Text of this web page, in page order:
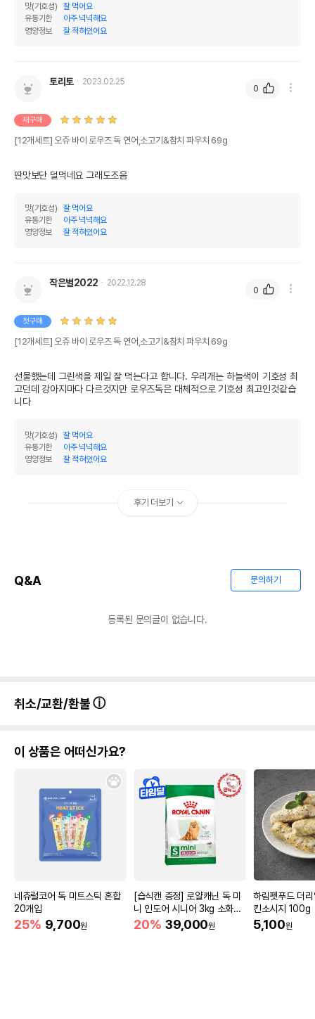
맛(기호성)
잘 먹어요
유통기한
아주 넉넉해요
영양정보
잘 적혀있어요
토리토 2023.02.25
재구매
[12개세트] 오쥬 바이 로우즈 독 연어,소고기&참치 파우치 69g
딴맛보단 덜먹네요 그래도조음
맛(기호성)
잘 먹어요
유통기한
아주 넉넉해요
영양정보
잘 적혀있어요
0
작은별2022 2022.12.28
첫구매
[12개세트] 오쥬 바이 로우즈 독 연어,소고기&참치 파우치 69g
선물했는데 그린색을 제일 잘 먹는다고 합니다. 우리개는 하늘색이 기호성 최
고던데 강아지마다 다르것지만 로우즈독은 대체적으로 기호성 최고인것같습
니다
맛(기호성)
잘 먹어요
유통기한
아주 넉넉해요
영양정보
잘 적혀있어요
0
후기 더보기
Q&A 문의하기
등록된 문의글이 없습니다.
취소/교환/환불
이 상품은 어떠신가요?
네츄럴코어 독 미트스틱 혼합
20개입
25% 9,700원
[습식캔 증정] 로얄캐닌 독 미
니 인도어 시니어 3kg 소화도
움
20% 39,000원
하림펫푸드 더
킨소시지 100g
5,100원